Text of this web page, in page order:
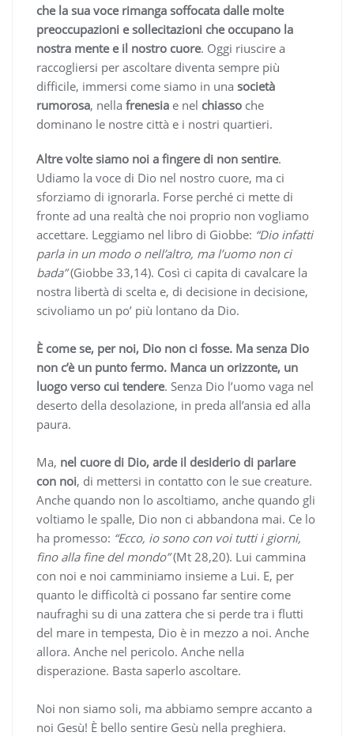
che la sua voce rimanga soffocata dalle molte
preoccupazioni e sollecitazioni che occupano la
nostra mente e il nostro cuore. Oggi riuscire a
raccogliersi per ascoltare diventa sempre più
difficile, immersi come siamo in una società
rumorosa, nella frenesia e nel chiasso che
dominano le nostre città e i nostri quartieri.
Altre volte siamo noi a fingere di non sentire.
Udiamo la voce di Dio nel nostro cuore, ma ci
sforziamo di ignorarla. Forse perché ci mette di
fronte ad una realtà che noi proprio non vogliamo
accettare. Leggiamo nel libro di Giobbe: “Dio infatti
parla in un modo o nell’altro, ma l’uomo non ci
bada”(Giobbe 33,14). Così ci capita di cavalcare la
nostra libertà di scelta e, di decisione in decisione,
scivoliamo un po’ più lontano da Dio.
È come se, per noi, Dio non ci fosse. Ma senza Dio
non c’è un punto fermo. Manca un orizzonte, un
luogo verso cui tendere. Senza Dio l’uomo vaga nel
deserto della desolazione, in preda all’ansia ed alla
paura.
Ma, nel cuore di Dio, arde il desiderio di parlare
con noi, di mettersi in contatto con le sue creature.
Anche quando non lo ascoltiamo, anche quando gli
voltiamo le spalle, Dio non ci abbandona mai. Ce lo
ha promesso: “Ecco, io sono con voi tutti i giorni,
fino alla fine del mondo”(Mt 28,20). Lui cammina
con noi e noi camminiamo insieme a Lui. E, per
quanto le difficoltà ci possano far sentire come
naufraghi su di una zattera che si perde tra i flutti
del mare in tempesta, Dio è in mezzo a noi. Anche
allora. Anche nel pericolo. Anche nella
disperazione. Basta saperlo ascoltare.
Noi non siamo soli, ma abbiamo sempre accanto a
noi Gesù! È bello sentire Gesù nella preghiera.